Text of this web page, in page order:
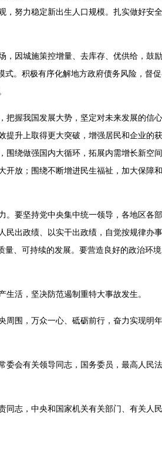
努力稳定新出生人口规模。扎实做好安
因城施策控增量、去库存、优供给，鼓
。积极有序化解地方政府债务风险，督
握我国发展大势，坚定对未来发展的信
升上取得更大突破，增强居民和企业的
绕做强国内大循环，拓展内需增长新空
放；围绕不断增进民生福祉，加大保障
要坚持党中央集中统一领导，各地区各
出政绩、以实干出政绩，自觉按规律办
、可持续的发展。要营造良好的政治环
活，坚决防范遏制重特大事故发生。
围，万众一心、砥砺前行，奋力实现明
会有关领导同志，国务委员，最高人民
志，中央和国家机关有关部门、有关人